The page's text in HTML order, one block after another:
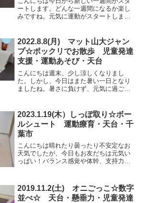
ートします。どんな一週間になるか楽し
みですね。元気に運動がスタートしま
ます。★バランスボール進み柔らかい半
球の上をバランスを取りなが...
2022.8.8(月) マット山大ジャン
プ☆ポックリでお散歩 児童発達
支援・運動あそび・天台
こんにちは週末、少し涼しくなりまし
た。しかし、今日はまた暑い一日となり
ましたね。暑さに負けず、元気に過ごし
も綺麗です。 ★両足ジャンプ平均台二
段・三段・フープ ...
2023.1.19(木）しっぽ取り☆ボー
ルシュート 運動療育・天台・千
葉市
こんにちは晴れたり曇ったり不安定なお
天気でしたが、今日もお友だちは元気い
っぱい！バランス感覚や体幹、支持力な
ラー指定～たくさんボールを投げる遊び
をしたあとに、発展した運...
2019.11.2(土) オニごっこ☆数字
並べ☆ 天台・懸垂力・児童発達